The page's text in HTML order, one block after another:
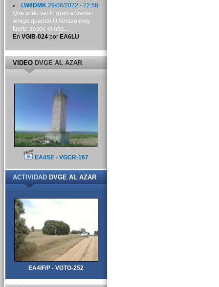
LW8DMK29/06/2022 - 22:58
Que lindo ver tu gran actividad
amigo querido !!! Abrazo muy
fuerte desde el otro...
En VGIB-024por EA6LU
VIDEODVGE AL AZAR
EA4SE - VGCR-167
ACTIVIDADDVGE AL AZAR
EA4IF/P - VGTO-252